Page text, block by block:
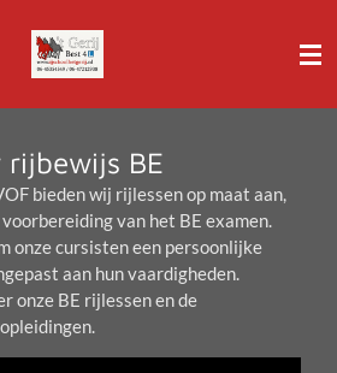
rijbewijs BE
bieden wij rijlessen op maat aan,
van het BE examen.
onze cursisten een persoonlijke
aan hun vaardigheden.
onze BE rijlessen en de